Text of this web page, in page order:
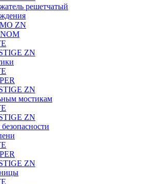
решетчатый
ZN
ZN
ZN
мостикам
ZN
ZN